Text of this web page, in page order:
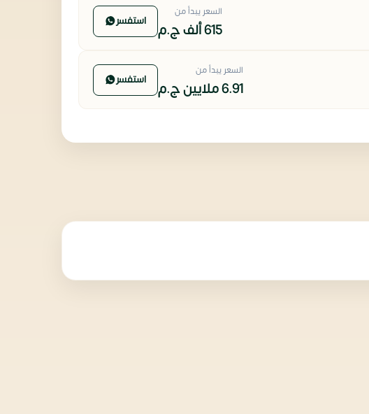
السعر يبدأ من
615 ألف ج.م استفسر
السعر يبدأ من
6.91 ملايين ج.م استفسر